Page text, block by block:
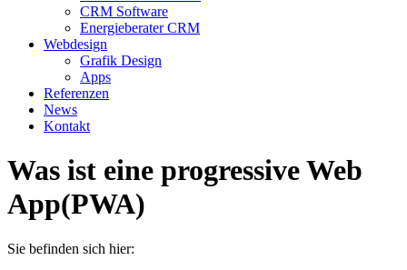
CRM Software
Energieberater CRM
Webdesign
Grafik Design
Apps
Referenzen
News
Kontakt
Was ist eine progressive Web
App(PWA)
Sie befinden sich hier: